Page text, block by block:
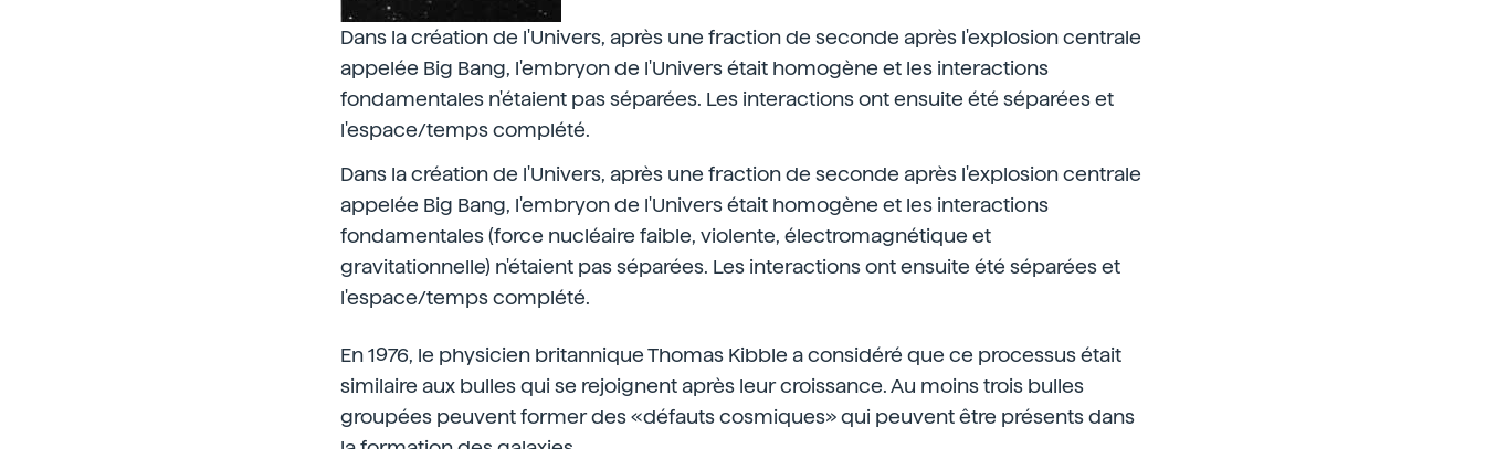
Dans la création de l'Univers, après une fraction de seconde après l'explosion centrale
appelée Big Bang, l'embryon de l'Univers était homogène et les interactions
fondamentales n'étaient pas séparées. Les interactions ont ensuite été séparées et
l'espace/temps complété.
Dans la création de l'Univers, après une fraction de seconde après l'explosion centrale
appelée Big Bang, l'embryon de l'Univers était homogène et les interactions
fondamentales (force nucléaire faible, violente, électromagnétique et
gravitationnelle) n'étaient pas séparées. Les interactions ont ensuite été séparées et
l'espace/temps complété.
En 1976, le physicien britannique Thomas Kibble a considéré que ce processus était
similaire aux bulles qui se rejoignent après leur croissance. Au moins trois bulles
groupées peuvent former des «défauts cosmiques» qui peuvent être présents dans